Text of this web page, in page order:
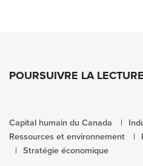
POURSUIVRE LA LECTURE
Capital humain du Canada
Ressources et environnement
Stratégie économique